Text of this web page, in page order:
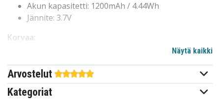
Akun kapasitetti: 1200mAh / 4.44Wh
Jännite: 3.7V
Korvaa:
51015404
Nortel
690104
Näytä kaikki
Arvostelut
Kategoriat